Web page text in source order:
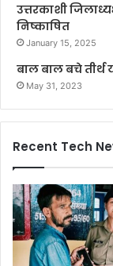
उत्तरकाशी
निष्काषित
January 15, 2025
बाल बाल बचे तीर्थ
May 31, 2023
Recent Tech